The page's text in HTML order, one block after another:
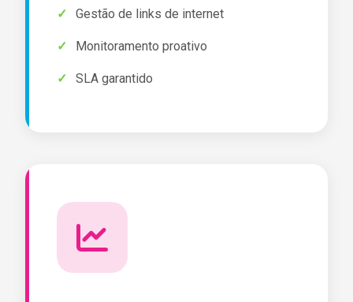
Gestão de links de internet
Monitoramento proativo
SLA garantido